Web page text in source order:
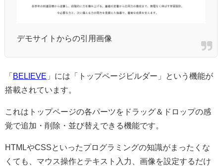
デモサイトからの引用画像
「 BELIEVE 」には「トップページビルダー」という機能が
搭載されています。
これはトップページの各パーツをドラッグ＆ドロップの感
覚で追加・削除・並び替えできる機能です。
HTMLやCSSといったプログラミングの知識がまったくな
くても、マウス操作とテキスト入力、画像を設定するだけ